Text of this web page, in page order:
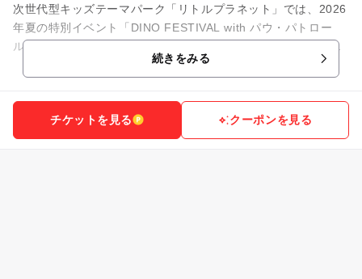
次世代型キッズテーマパーク「リトルプラネット」では、2026
年夏の特別イベント「DINO FESTIVAL with パウ・パトロー
ル」を開催中！映画公開を記念した、今しか楽しめない大迫力
続きをみる
チケットを見る クーポンを見る